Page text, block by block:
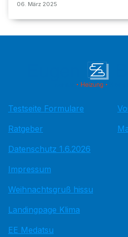
06. März 2025
Testseite Formulare
Ratgeber
Datenschutz 1.6.2026
Impressum
Weihnachtsgruß hissu
Landingpage Klima
EE Medatsu